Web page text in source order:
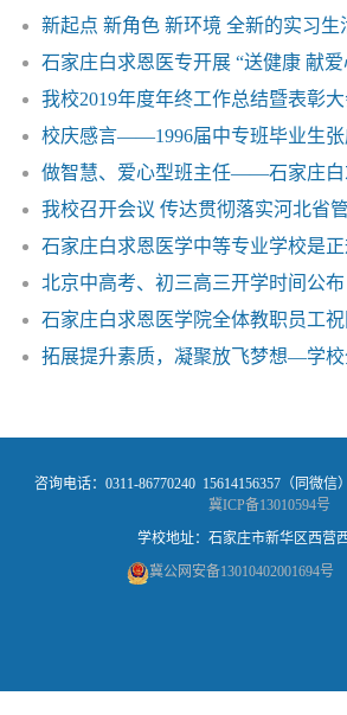
石家庄白求恩医专开展 “送健康 献
我校2019年度年终工作总结暨表彰
校庆感言——1996届中专班毕业生
做智慧、爱心型班主任——石家庄白
石家庄白求恩医学中等专业学校是正
北京中高考、初三高三开学时间公布
咨询电话：0311-86770240 15614156357（同微信
冀ICP备13010594号
学校地址：石家庄市新华区西营
冀公网安备13010402001694号